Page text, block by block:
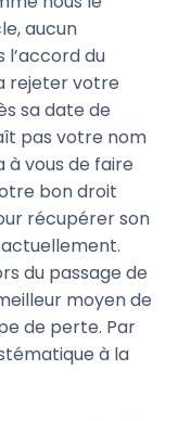
aucun
l’accord du
rejeter votre
sa date de
pas votre nom
à vous de faire
bon droit
récupérer son
du passage de
moyen de
de perte. Par
à la